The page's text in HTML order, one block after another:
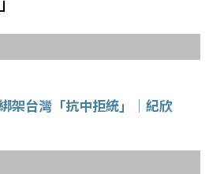
架台灣「抗中拒統」│紀欣